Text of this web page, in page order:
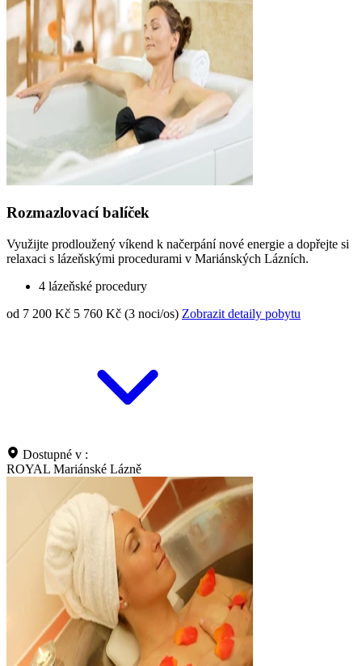
Rozmazlovací balíček
Využijte prodloužený víkend k načerpání nové energie a dopřejte si
relaxaci s lázeňskými procedurami v Mariánských Lázních.
4 lázeňské procedury
od 7 200 Kč 5 760 Kč (3 noci/os) Zobrazit detaily pobytu
Dostupné v :
ROYAL Mariánské Lázně